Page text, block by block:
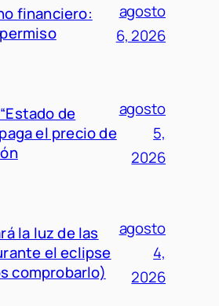
financiero:
agosto
6, 2026
de
el precio de
agosto
5,
2026
la luz de las
el eclipse
comprobarlo)
agosto
4,
2026